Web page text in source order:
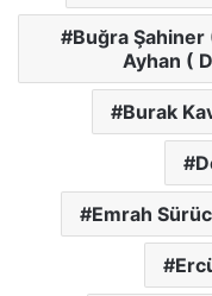
Buğra
Ayhan (
Burak
Emrah